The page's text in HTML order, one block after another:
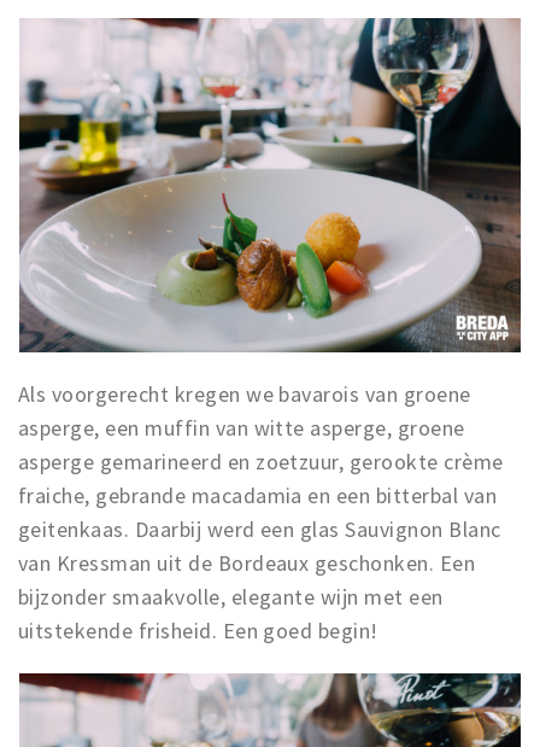
Als voorgerecht kregen we bavarois van groene
asperge, een muffin van witte asperge, groene
asperge gemarineerd en zoetzuur, gerookte crème
fraiche, gebrande macadamia en een bitterbal van
geitenkaas. Daarbij werd een glas Sauvignon Blanc
van Kressman uit de Bordeaux geschonken. Een
bijzonder smaakvolle, elegante wijn met een
uitstekende frisheid. Een goed begin!